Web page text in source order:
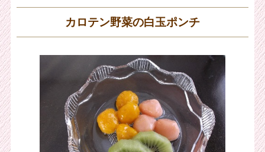
カロテン野菜の白玉ポンチ